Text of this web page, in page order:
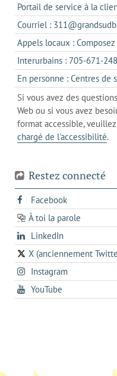
Portail de service à la
Courriel :
Appels locaux :
Interurbains : 705-671-
En personne : Centres de
Si vous avez des
Web ou si vous avez
format accessible, veuillez
chargé de l'accessibilité.
Restez connecté
Facebooks'ouvre
dans
un
onglet
À toi la parole
opens
in
a
new
tab
LinkedInopens
in
a
new
X (anciennement
s'ouvre
dans
un
nouvel
Instagrams'ouvre
dans
un
YouTube
dans